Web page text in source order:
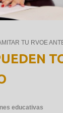
TU RVOE
educativas